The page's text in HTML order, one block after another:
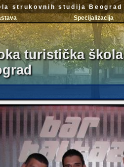
strukovnih studija Beograd
Specijalizacija
turistička